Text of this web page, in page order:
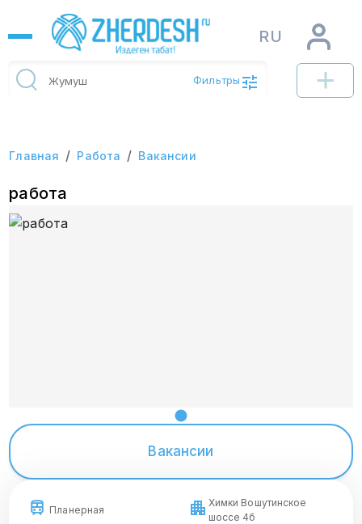
RU
Фильтры
Главная / Работа / Вакансии
работа
Вакансии
Планерная
Химки Вошутинское
шоссе 4б